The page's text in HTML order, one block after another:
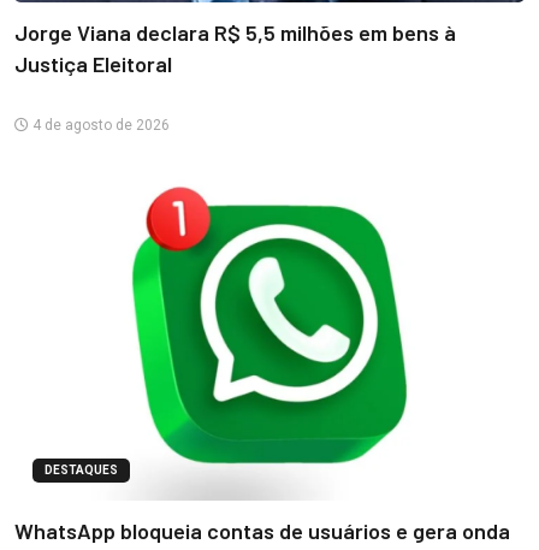
Jorge Viana declara R$ 5,5 milhões em bens à
Justiça Eleitoral
4 de agosto de 2026
DESTAQUES
WhatsApp bloqueia contas de usuários e gera onda